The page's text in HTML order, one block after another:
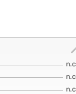
n.c
n.c
n.c